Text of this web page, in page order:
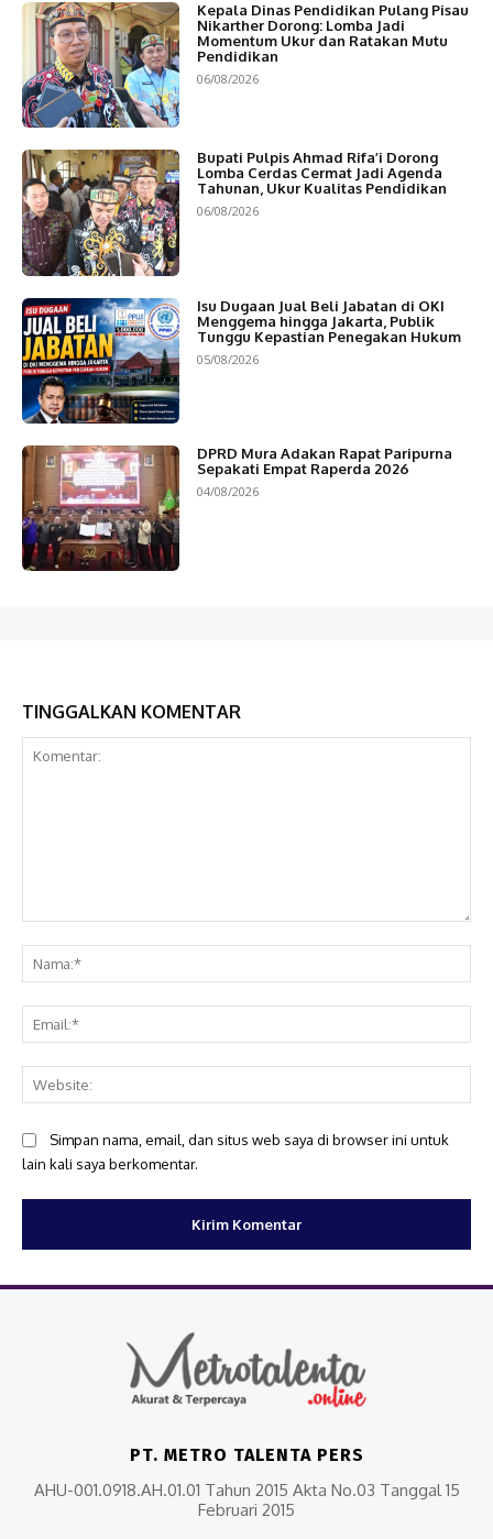
Kepala Dinas Pendidikan Pulang Pisau
Nikarther Dorong: Lomba Jadi
Momentum Ukur dan Ratakan Mutu
Pendidikan
06/08/2026
Bupati Pulpis Ahmad Rifa’i Dorong
Lomba Cerdas Cermat Jadi Agenda
Tahunan, Ukur Kualitas Pendidikan
06/08/2026
Isu Dugaan Jual Beli Jabatan di OKI
Menggema hingga Jakarta, Publik
Tunggu Kepastian Penegakan Hukum
05/08/2026
DPRD Mura Adakan Rapat Paripurna
Sepakati Empat Raperda 2026
04/08/2026
TINGGALKAN KOMENTAR
Simpan nama, email, dan situs web saya di browser ini untuk
lain kali saya berkomentar.
PT. METRO TALENTA PERS
AHU-001.0918.AH.01.01 Tahun 2015 Akta No.03 Tanggal 15
Februari 2015